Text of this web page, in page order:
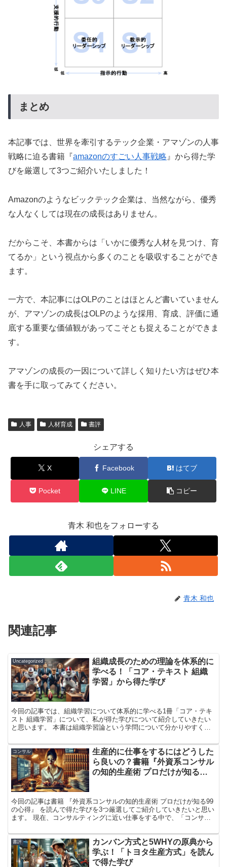
まとめ
本記事では、世界を牽引するテック企業・アマゾンの人事
戦略に迫る書籍『amazonのすごい人事戦略 』から得た学
びを厳選して3つご紹介いたしました！
Amazonのようなビックテック企業は、当然ながら、優秀
な人なくしては現在の成長はありません。
だからこそ、本書からは「いかに優秀な人材を見つけ、育
てるか」という視点から多くのことを吸収することができ
ます。
一方で、本記事にはOLPのことはほとんど書いていません
が、アマゾンの成長はOLPのような採用、育成、評価に通
底する重要な価値観があってこそとも捉えることができま
す。
アマゾンの成長の一因について詳しく知りたい方はぜひ本
書を手に取ってみてください。
人事 人材育成 書評
シェアする
X Facebook はてブ
Pocket LINE コピー
青木 和也をフォローする
青木 和也
関連記事
Uncategorized
組織成長のための理論を体系的に
学べる！「コア・テキスト 組織
学習」から得た学び
今回の記事では、組織学習について体系的に学べる1冊「コア・テキ
スト 組織学習」について、私が得た学びについて紹介していきたい
と思います。 本書は組織学習論という学問について分かりやすく理
これからチームビルディングしていく方には参考になる書籍かと思い
ますので、ぜひ参考にしていただけると幸いです！
コンサル
生産的に仕事をするにはどうした
ら良いの？書籍『外資系コンサル
の知的生産術 プロだけが知る
今回の記事は書籍 『外資系コンサルの知的生産術 プロだけが知る99
の心得』 を読んで得た学びを3つ厳選してご紹介していきたいと思い
ます。 現在、コンサルティングに近い仕事をする中で、「コンサル
とが増えました。 そこで本書から、単なる知的生産のテクニックだ
けでなく、「思考の設計」「仮説の立て方」「情報収集の戦略」 な
ど、知的生産における本質的な部分にフォーカスした内容を学ぼうと
思いました。
書評
カンバン方式と5WHYの原典から
学ぶ！「トヨタ生産方式」を読ん
で得た学び